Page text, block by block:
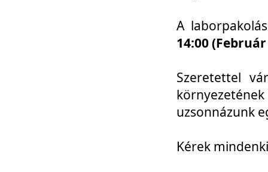
A
14:00
Szeretettel
uzsonnázunk
Kérek